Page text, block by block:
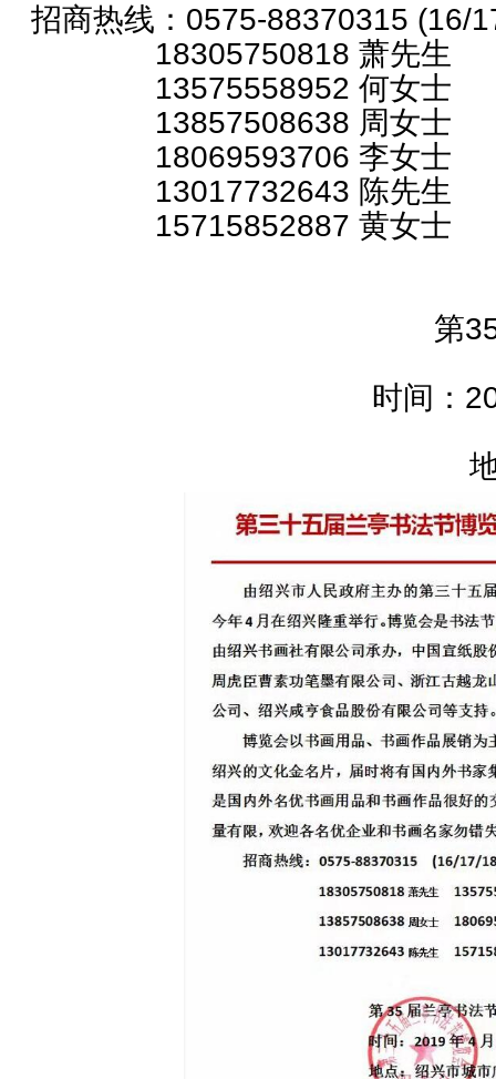
招商热线：0575-88370315 (16/
18305750818 萧先生
13575558952 何女士
13857508638 周女士
18069593706 李女士
13017732643 陈先生
15715852887 黄女士
第
时间：